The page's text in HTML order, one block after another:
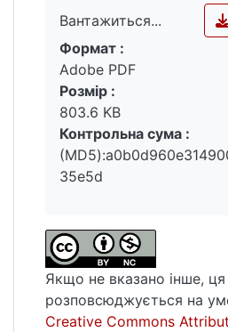
дозволяє виявити
різними факторами і
соціокультурного
Підтвердженням
дослідження соціально-
аспектів людської
кількість практик
репрезентації
активного обміркування
аналізу, що передбачають
культури як особливого
діяльності та сукупності
духовних цінностей.
Вантажиться...
Вантажиться...
Формат :
Adobe PDF
Розмір :
803.6 KB
Контрольна сума :
35e5d
Якщо не вказано інше,
розповсюджується на
Creative Commons